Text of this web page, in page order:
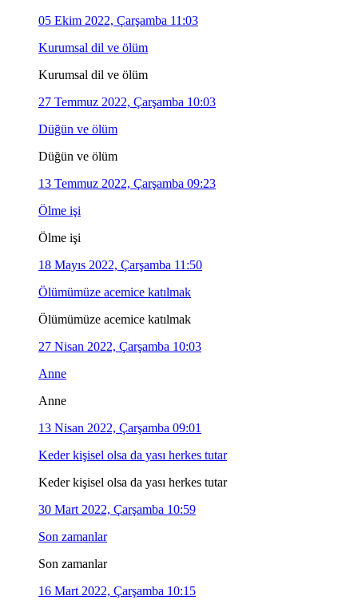
05 Ekim 2022, Çarşamba 11:03
Kurumsal dil ve ölüm
Kurumsal dil ve ölüm
27 Temmuz 2022, Çarşamba 10:03
Düğün ve ölüm
Düğün ve ölüm
13 Temmuz 2022, Çarşamba 09:23
Ölme işi
Ölme işi
18 Mayıs 2022, Çarşamba 11:50
Ölümümüze acemice katılmak
Ölümümüze acemice katılmak
27 Nisan 2022, Çarşamba 10:03
Anne
Anne
13 Nisan 2022, Çarşamba 09:01
Keder kişisel olsa da yası herkes tutar
Keder kişisel olsa da yası herkes tutar
30 Mart 2022, Çarşamba 10:59
Son zamanlar
Son zamanlar
16 Mart 2022, Çarşamba 10:15